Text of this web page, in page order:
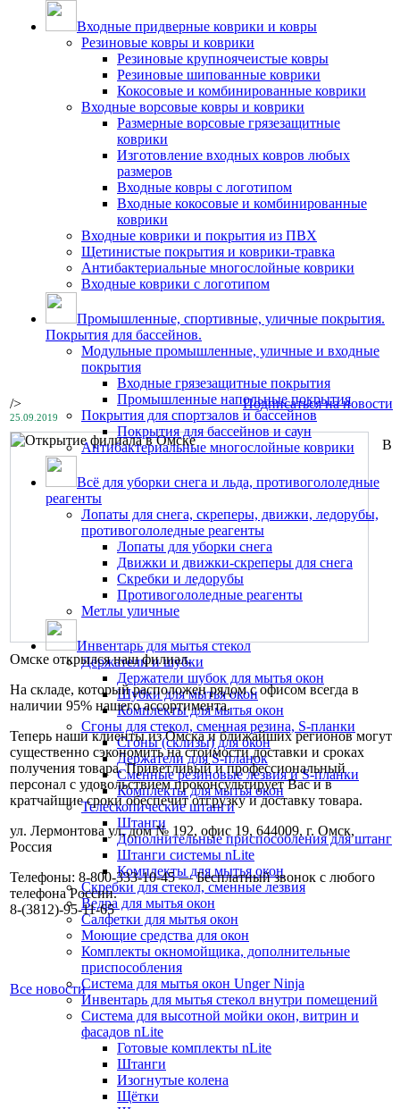
Входные придверные коврики и ковры
Резиновые ковры и коврики
Резиновые крупноячеистые ковры
Резиновые шипованные коврики
Кокосовые и комбинированные коврики
Входные ворсовые ковры и коврики
Размерные ворсовые грязезащитные
коврики
Изготовление входных ковров любых
размеров
Входные ковры с логотипом
Входные кокосовые и комбинированные
коврики
Входные коврики и покрытия из ПВХ
Щетинистые покрытия и коврики-травка
Антибактериальные многослойные коврики
Входные коврики с логотипом
Промышленные, спортивные, уличные покрытия.
Покрытия для бассейнов.
Модульные промышленные, уличные и входные
покрытия
Входные грязезащитные покрытия
Промышленные напольные покрытия
Покрытия для спортзалов и бассейнов
Покрытия для бассейнов и саун
Антибактериальные многослойные коврики
Всё для уборки снега и льда, противогололедные
реагенты
Лопаты для снега, скреперы, движки, ледорубы,
противогололедные реагенты
Лопаты для уборки снега
Движки и движки-скреперы для снега
Скребки и ледорубы
Противогололедные реагенты
Метлы уличные
Инвентарь для мытья стекол
Держатели и шубки
Держатели шубок для мытья окон
Шубки для мытья окон
Комплекты для мытья окон
Сгоны для стекол, сменная резина, S-планки
Сгоны (склизы) для окон
Держатели для S-планок
Сменные резиновые лезвия и S-планки
Комплекты для мытья окон
Телескопические штанги
Штанги
Дополнительные приспособления для штанг
Штанги системы nLite
Комплекты для мытья окон
Скребки для стекол, сменные лезвия
Ведра для мытья окон
Салфетки для мытья окон
Моющие средства для окон
Комплекты окномойщика, дополнительные
приспособления
Система для мытья окон Unger Ninja
Инвентарь для мытья стекол внутри помещений
Система для высотной мойки окон, витрин и
фасадов nLite
Готовые комплекты nLite
Штанги
Изогнутые колена
Щётки
/> Подписаться на новости
25.09.2019
В
Омске открылся наш филиал.
На складе, который расположен рядом с офисом всегда в
наличии 95% нашего ассортимента.
Теперь наши клиенты из Омска и ближайших регионов могут
существенно сэкономить на стоимости доставки и сроках
получения товара. Приветливый и профессиональный
персонал с удовольствием проконсультирует Вас и в
кратчайшие сроки обеспечит отгрузку и доставку товара.
ул. Лермонтова ул, дом № 192, офис 19, 644009, г. Омск,
Россия
Телефоны: 8-800-333-10-45 — Бесплатный звонок с любого
телефона России.
8-(3812)-95-11-65
Все новости